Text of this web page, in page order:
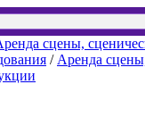
сцены,
/ Аренда